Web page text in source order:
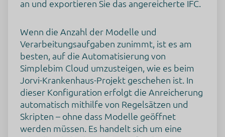
an und exportieren Sie das angereicherte IFC.
Wenn die Anzahl der Modelle und
Verarbeitungsaufgaben zunimmt, ist es am
besten, auf die Automatisierung von
Simplebim Cloud umzusteigen, wie es beim
Jorvi-Krankenhaus-Projekt geschehen ist. In
dieser Konfiguration erfolgt die Anreicherung
automatisch mithilfe von Regelsätzen und
Skripten – ohne dass Modelle geöffnet
werden müssen. Es handelt sich um eine
Diese Liste enthält alle (persönlichen) Daten, die von oder
durch die Nutzung dieses Dienstes gesammelt werden.
Aggregierte Daten zum Auslösen von Tags
Rechtsgrundlage
Im Folgenden wird die nach Art. 6 I 1 DSGVO geforderte
Rechtsgrundlage für die Verarbeitung von
personenbezogenen Daten genannt.
Art. 6 Abs. 1 s. 1 lit. f DS-GVO
Ort der Verarbeitung
Auswahl speichern
Zurück